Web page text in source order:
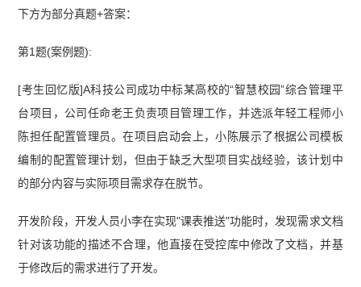
下方为部分真题+答案：
第1题(案例题):
[考生回忆版]A科技公司成功中标某高校的“智慧校园”综合管理平
台项目，公司任命老王负责项目管理工作，并选派年轻工程师小
陈担任配置管理员。在项目启动会上，小陈展示了根据公司模板
编制的配置管理计划，但由于缺乏大型项目实战经验，该计划中
的部分内容与实际项目需求存在脱节。
开发阶段，开发人员小李在实现"课表推送"功能时，发现需求文档
针对该功能的描述不合理，他直接在受控库中修改了文档，并基
于修改后的需求进行了开发。